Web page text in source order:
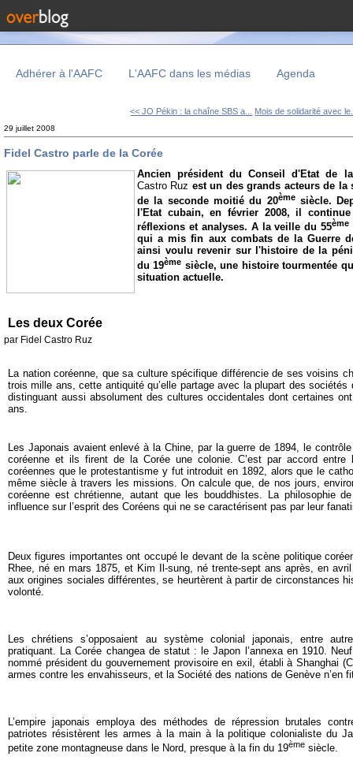
Adhérer à l'AAFC L'AAFC dans les médias Agenda
<< JO Pékin : la chaîne SBS a... Mois de solidarité avec
29 juillet 2008
Fidel Castro parle de la Corée
Ancien président du Conseil d'Etat de
Castro Ruz est un des grands acteurs de
de la seconde moitié du 20èmesiècle.
l'Etat cubain, en février 2008, il
réflexions et analyses. A la veille du 55ème
qui a mis fin aux combats de la Guerre
ainsi voulu revenir sur l'histoire de la
du 19ème siècle, une histoire tourmentée
situation actuelle.
Les deux Corée
par Fidel Castro Ruz
La nation coréenne, que sa culture spécifique différencie de ses voisins
trois mille ans, cette antiquité qu’elle partage avec la plupart des sociétés
distinguant aussi absolument des cultures occidentales dont certaines
ans.
Les Japonais avaient enlevé à la Chine, par la guerre de 1894, le
coréenne et ils firent de la Corée une colonie. C’est par accord
coréennes que le protestantisme y fut introduit en 1892, alors que le
même siècle à travers les missions. On calcule que, de nos jours,
coréenne est chrétienne, autant que les bouddhistes. La philosophie
influence sur l’esprit des Coréens qui ne se caractérisent pas par leur
Deux figures importantes ont occupé le devant de la scène politique
Rhee, né en mars 1875, et Kim Il-sung, né trente-sept ans après, en
aux origines sociales différentes, se heurtèrent à partir de circonstances
volonté.
Les chrétiens s’opposaient au système colonial japonais, entre
pratiquant. La Corée changea de statut : le Japon l’annexa en 1910.
nommé président du gouvernement provisoire en exil, établi à Shanghai
armes contre les envahisseurs, et la Société des nations de Genève n’en
L’empire japonais employa des méthodes de répression brutales
patriotes résistèrent les armes à la main à la politique colonialiste du
petite zone montagneuse dans le Nord, presque à la fin du 19ème siècle.